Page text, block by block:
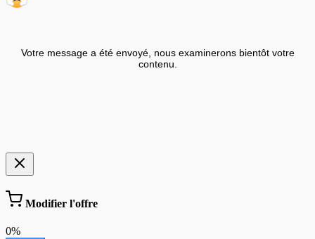
Votre message a été envoyé, nous examinerons bientôt votre
contenu.
Modifier l'offre
0%